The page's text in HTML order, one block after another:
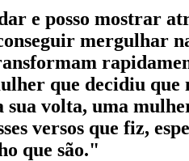
e posso mostrar
mergulhar
que decidiu que
sua volta, uma
versos que fiz,
que são."